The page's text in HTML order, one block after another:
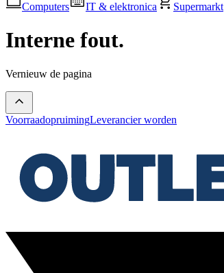
Computers
IT & elektronica Supermarkt
Interne fout.
Vernieuw de pagina
VoorraadopruimingLeverancier worden